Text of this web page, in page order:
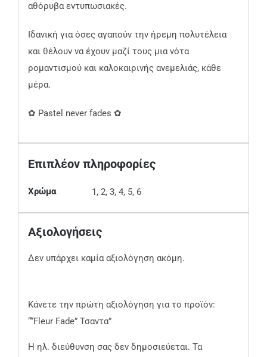
αθόρυβα εντυπωσιακές.
Ιδανική για όσες αγαπούν την ήρεμη πολυτέλεια
και θέλουν να έχουν μαζί τους μια νότα
ρομαντισμού και καλοκαιρινής ανεμελιάς, κάθε
μέρα.
✿ Pastel never fades ✿
Επιπλέον πληροφορίες
Χρώμα 1, 2, 3, 4, 5, 6
Αξιολογήσεις
Δεν υπάρχει καμία αξιολόγηση ακόμη.
Κάνετε την πρώτη αξιολόγηση για το προϊόν:
““Fleur Fade” Τσαντα”
Η ηλ. διεύθυνση σας δεν δημοσιεύεται. Τα